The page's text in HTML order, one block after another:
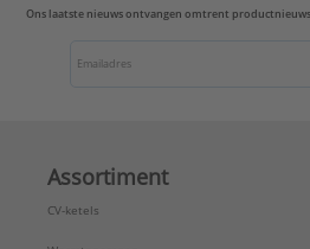
Ons laatste nieuws ontvangen omtrent
Assortiment
CV-ketels